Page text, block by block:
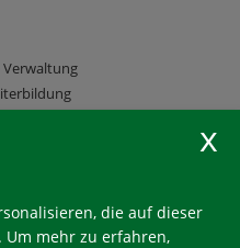
die auf dieser
Um mehr zu erfahren,